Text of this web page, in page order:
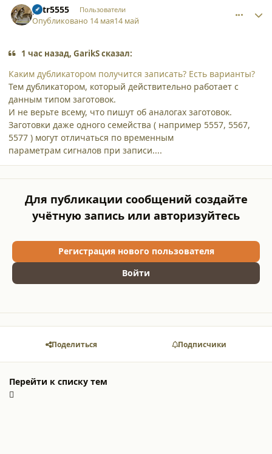
petr5555 Пользователи
Опубликовано 14 мая14 май
1 час назад, GarikS сказал:
Каким дубликатором получится записать? Есть варианты?
Тем дубликатором, который действительно работает с
данным типом заготовок.
И не верьте всему, что пишут об аналогах заготовок.
Заготовки даже одного семейства ( например 5557, 5567,
5577 ) могут отличаться по временным
параметрам сигналов при записи....
Для публикации сообщений создайте
учётную запись или авторизуйтесь
Регистрация нового пользователя
Войти
Поделиться Подписчики
Перейти к списку тем